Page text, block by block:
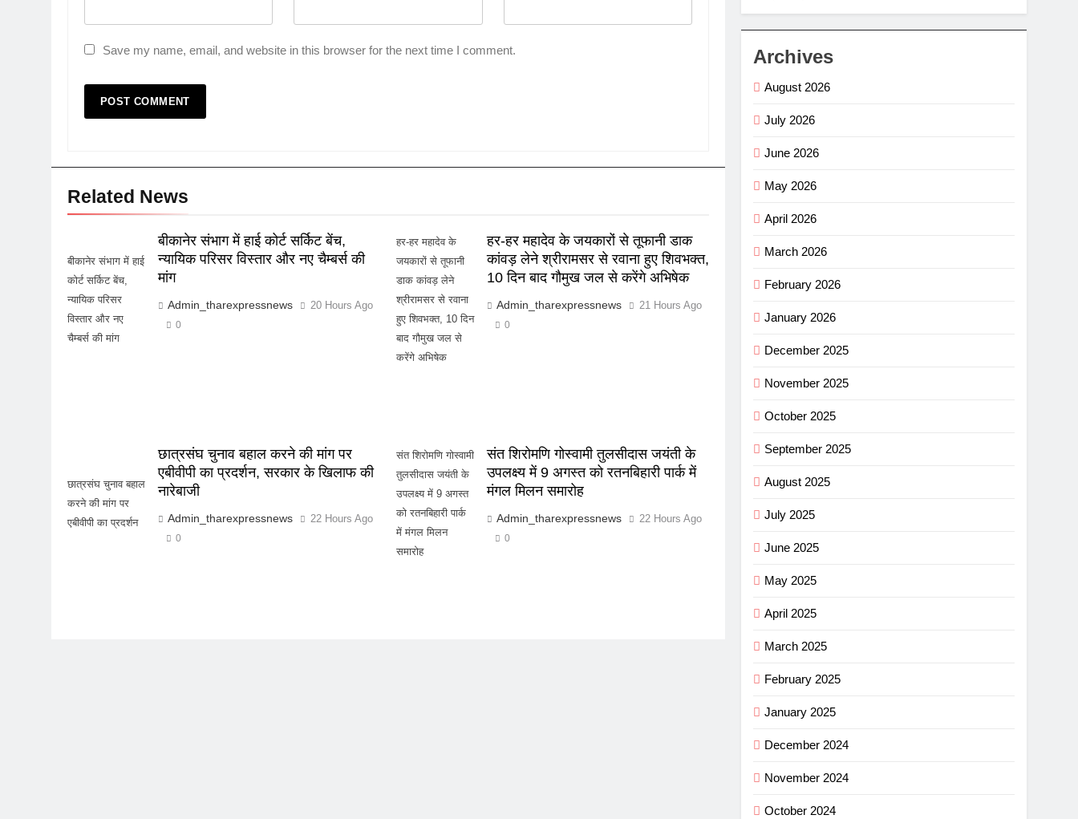
Save my name, email, and website in this browser for the next time I comment.
Related News
बीकानेर संभाग में हाई
कोर्ट सर्किट बेंच,
न्यायिक परिसर
विस्तार और नए
चैम्बर्स की मांग
बीकानेर संभाग में हाई कोर्ट सर्किट बेंच,
न्यायिक परिसर विस्तार और नए चैम्बर्स की
मांग
Admin_tharexpressnews 20 Hours Ago
0
हर-हर महादेव के
जयकारों से तूफानी
डाक कांवड़ लेने
श्रीरामसर से रवाना
हुए शिवभक्त, 10 दिन
बाद गौमुख जल से
करेंगे अभिषेक
हर-हर महादेव के जयकारों से तूफानी डाक
कांवड़ लेने श्रीरामसर से रवाना हुए शिवभक्त,
10 दिन बाद गौमुख जल से करेंगे अभिषेक
Admin_tharexpressnews 21 Hours Ago
0
छात्रसंघ चुनाव बहाल
करने की मांग पर
एबीवीपी का प्रदर्शन
छात्रसंघ चुनाव बहाल करने की मांग पर
एबीवीपी का प्रदर्शन, सरकार के खिलाफ की
नारेबाजी
Admin_tharexpressnews 22 Hours Ago
0
संत शिरोमणि गोस्वामी
तुलसीदास जयंती के
उपलक्ष्य में 9 अगस्त
को रतनबिहारी पार्क
में मंगल मिलन
समारोह
संत शिरोमणि गोस्वामी तुलसीदास जयंती के
उपलक्ष्य में 9 अगस्त को रतनबिहारी पार्क में
मंगल मिलन समारोह
Admin_tharexpressnews 22 Hours Ago
0
Archives
August 2026
July 2026
June 2026
May 2026
April 2026
March 2026
February 2026
January 2026
December 2025
November 2025
October 2025
September 2025
August 2025
July 2025
June 2025
May 2025
April 2025
March 2025
February 2025
January 2025
December 2024
November 2024
October 2024